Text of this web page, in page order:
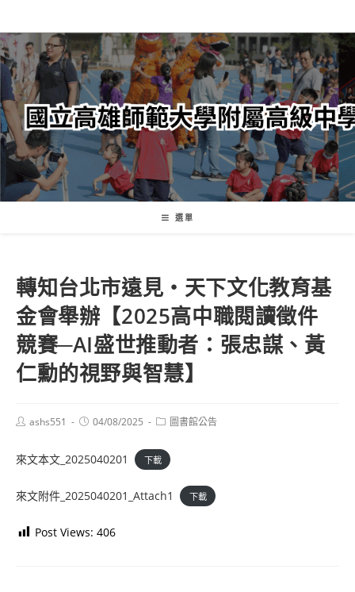
轉
至
主
內
容
選單
轉知台北市遠見‧天下文化教育基
金會舉辦【2025高中職閱讀徵件
競賽─AI盛世推動者：張忠謀、黃
仁勳的視野與智慧】
Postashs551
Post04/08/2025
Post圖書館公告
來文本文_2025040201 下載
來文附件_2025040201_Attach1 下載
Post Views: 406